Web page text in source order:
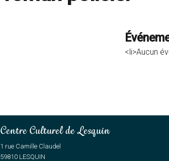
<li>Aucun
Centre Culturel de Lesquin
1 rue Camille Claudel
59810 LESQUIN